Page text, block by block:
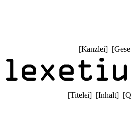
[Kanzlei] [
[Titelei] [Inhalt] [